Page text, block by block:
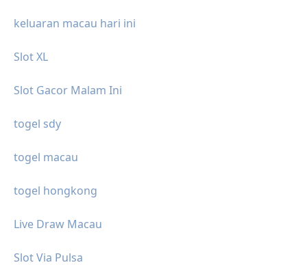
keluaran macau hari ini
Slot XL
Slot Gacor Malam Ini
togel sdy
togel macau
togel hongkong
Live Draw Macau
Slot Via Pulsa